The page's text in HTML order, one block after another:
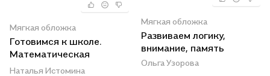
Мягкая обложка
Готовимся к школе.
Математическая
подготовка детей
Наталья Истомина
Мягкая обложка
Развиваем логику,
внимание, память
Ольга Узорова